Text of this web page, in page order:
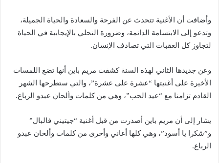
وأضافت أن الأغنية تتحدث عن الفرحة والسعادة والحياة الجميلة،
وتدعو إلى الابتسامة الدائمة، وضرورة التحلي بالإيجابية في الحياة
لتجاوز كل العقبات التي تصادف الإنسان.
وعن جديدها الثاني لهذه السنة كشفت مريم باين أنها تضع اللمسات
الأخيرة على أغنيتها “عشرة على عشرة”، والتي ستطرحها الشهر
القادم تزامنا مع “عيد الحب”، وهي من كلمات وألحان عبدو الرباع.
يشار إلى أن مريم باين أصدرت من قبل أغنية “جيتيني فالبال”
و”شكرا يا أسود”، وهي كلها أغاني وأخرى من كلمات وألحان عبدو
الرباع.